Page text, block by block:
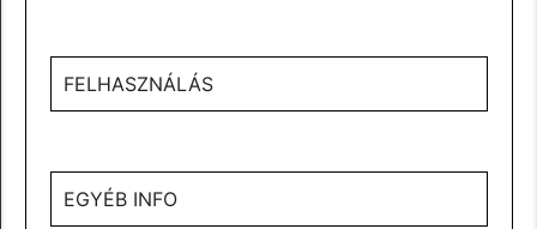
FELHASZNÁLÁS
EGYÉB INFO